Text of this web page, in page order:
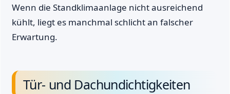
Wenn die Standklimaanlage nicht ausreichend
kühlt, liegt es manchmal schlicht an falscher
Erwartung.
Tür- und Dachundichtigkeiten